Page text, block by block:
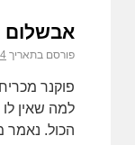
אבשלום
פורסם בתאריך
פוקנר
למה שאין
הכול.